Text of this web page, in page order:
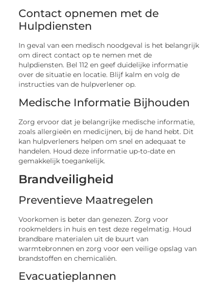
Contact opnemen met de
Hulpdiensten
In geval van een medisch noodgeval is het belangrijk
om direct contact op te nemen met de
hulpdiensten. Bel 112 en geef duidelijke informatie
over de situatie en locatie. Blijf kalm en volg de
instructies van de hulpverlener op.
Medische Informatie Bijhouden
Zorg ervoor dat je belangrijke medische informatie,
zoals allergieën en medicijnen, bij de hand hebt. Dit
kan hulpverleners helpen om snel en adequaat te
handelen. Houd deze informatie up-to-date en
gemakkelijk toegankelijk.
Brandveiligheid
Preventieve Maatregelen
Voorkomen is beter dan genezen. Zorg voor
rookmelders in huis en test deze regelmatig. Houd
brandbare materialen uit de buurt van
warmtebronnen en zorg voor een veilige opslag van
brandstoffen en chemicaliën.
Evacuatieplannen